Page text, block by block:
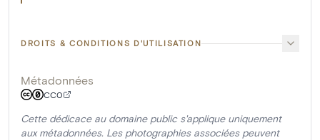
DROITS & CONDITIONS D'UTILISATION
Métadonnées
CC0
Cette dédicace au domaine public s'applique uniquement
aux métadonnées. Les photographies associées peuvent